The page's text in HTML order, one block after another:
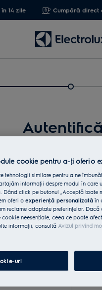
în 14 zile Cumpără direct
cookie pentru a-ţi oferi o
tehnologii similare pentru a ne
informaţii despre modul în
Dând click pe butonul „Acceptă
oferi oexperienţă personalizată în
reclame adaptate preferinţelor.
neesenţiale, ceea ce poate
informaţii, consultă Avizul privind
uri